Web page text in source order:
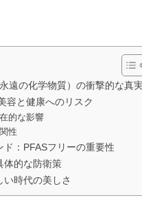
遠の化学物質）の衝撃的な真
容と健康へのリスク
的な影響
性
：PFASフリーの重要性
体的な防衛策
時代の美しさ